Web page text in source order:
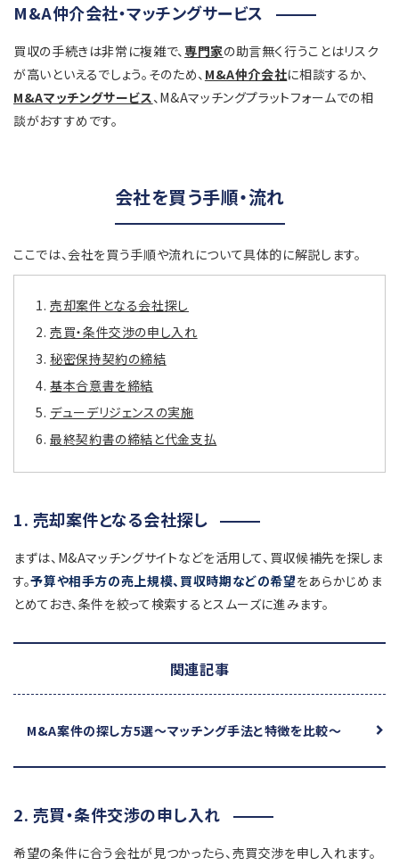
M&A仲介会社・マッチングサービス
買収の手続きは非常に複雑で、専門家の助言無く行うことはリスク
が高いといえるでしょう。そのため、 M&A仲介会社に相談するか、
M&Aマッチングサービス、M&Aマッチングプラットフォームでの相
談がおすすめです。
会社を買う手順・流れ
ここでは、会社を買う手順や流れについて具体的に解説します。
売却案件となる会社探し
売買・条件交渉の申し入れ
秘密保持契約の締結
基本合意書を締結
デューデリジェンスの実施
最終契約書の締結と代金支払
1. 売却案件となる会社探し
まずは、M&Aマッチングサイトなどを活用して、買収候補先を探しま
す。予算や相手方の売上規模、買収時期などの希望をあらかじめま
とめておき、条件を絞って検索するとスムーズに進みます。
関連記事
M&A案件の探し方5選～マッチング手法と特徴を比較～
2. 売買・条件交渉の申し入れ
希望の条件に合う会社が見つかったら、売買交渉を申し入れます。